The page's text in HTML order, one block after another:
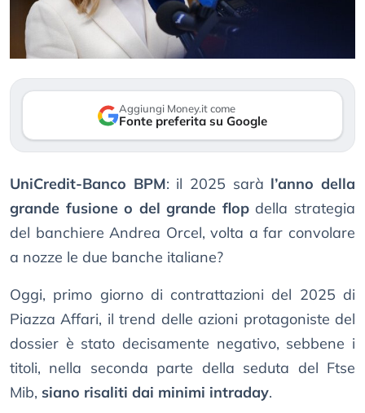
Aggiungi Money.it come
Fonte preferita su Google
UniCredit-Banco BPM: il 2025 sarà l’anno della
grande fusione o del grande flopdella strategia
del banchiere Andrea Orcel, volta a far convolare
a nozze le due banche italiane?
Oggi, primo giorno di contrattazioni del 2025 di
Piazza Affari, il trend delle azioni protagoniste del
dossier è stato decisamente negativo, sebbene i
titoli, nella seconda parte della seduta del Ftse
Mib, siano risaliti dai minimi intraday.